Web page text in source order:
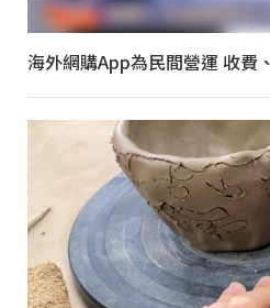
海外網購App為民間營運 收費